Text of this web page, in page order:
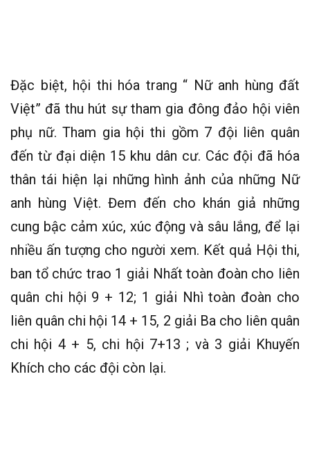
Đặc biệt, hội thi hóa trang “ Nữ anh hùng đất
Việt” đã thu hút sự tham gia đông đảo hội viên
phụ nữ. Tham gia hội thi gồm 7 đội liên quân
đến từ đại diện 15 khu dân cư. Các đội đã hóa
thân tái hiện lại những hình ảnh của những Nữ
anh hùng Việt. Đem đến cho khán giả những
cung bậc cảm xúc, xúc động và sâu lắng, để lại
nhiều ấn tượng cho người xem. Kết quả Hội thi,
ban tổ chức trao 1 giải Nhất toàn đoàn cho liên
quân chi hội 9 + 12; 1 giải Nhì toàn đoàn cho
liên quân chi hội 14 + 15, 2 giải Ba cho liên quân
chi hội 4 + 5, chi hội 7+13 ; và 3 giải Khuyến
Khích cho các đội còn lại.